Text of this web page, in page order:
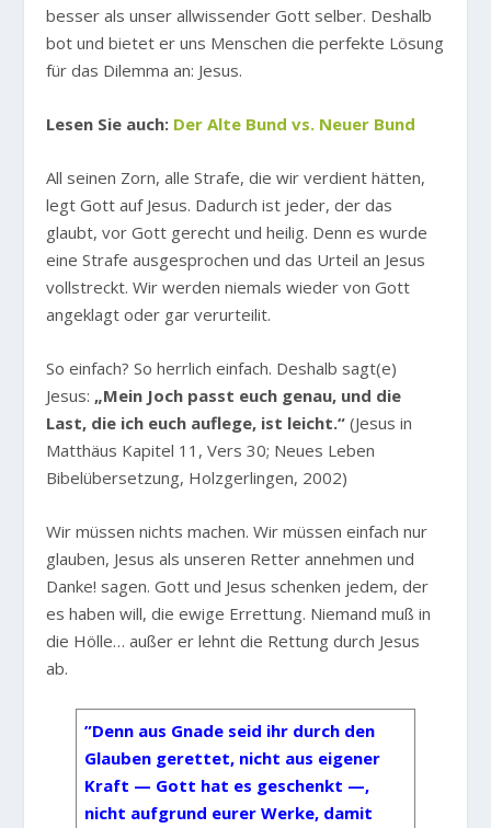
besser als unser allwissender Gott selber. Deshalb
bot und bietet er uns Menschen die perfekte Lösung
für das Dilemma an: Jesus.
Lesen Sie auch: Der Alte Bund vs. Neuer Bund
All seinen Zorn, alle Strafe, die wir verdient hätten,
legt Gott auf Jesus. Dadurch ist jeder, der das
glaubt, vor Gott gerecht und heilig. Denn es wurde
eine Strafe ausgesprochen und das Urteil an Jesus
vollstreckt. Wir werden niemals wieder von Gott
angeklagt oder gar verurteilit.
So einfach? So herrlich einfach. Deshalb sagt(e)
Jesus: „Mein Joch passt euch genau, und die
Last, die ich euch auflege, ist leicht.“ (Jesus in
Matthäus Kapitel 11, Vers 30; Neues Leben
Bibelübersetzung, Holzgerlingen, 2002)
Wir müssen nichts machen. Wir müssen einfach nur
glauben, Jesus als unseren Retter annehmen und
Danke! sagen. Gott und Jesus schenken jedem, der
es haben will, die ewige Errettung. Niemand muß in
die Hölle… außer er lehnt die Rettung durch Jesus
ab.
”Denn aus Gnade seid ihr durch den
Glauben gerettet, nicht aus eigener
Kraft — Gott hat es geschenkt —,
nicht aufgrund eurer Werke, damit